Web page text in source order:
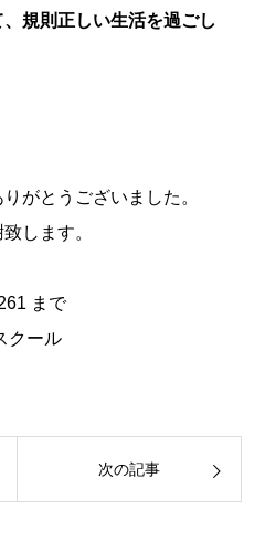
規則正しい生活を過ごし
がとうございました。
します。
まで
クール
次の記事